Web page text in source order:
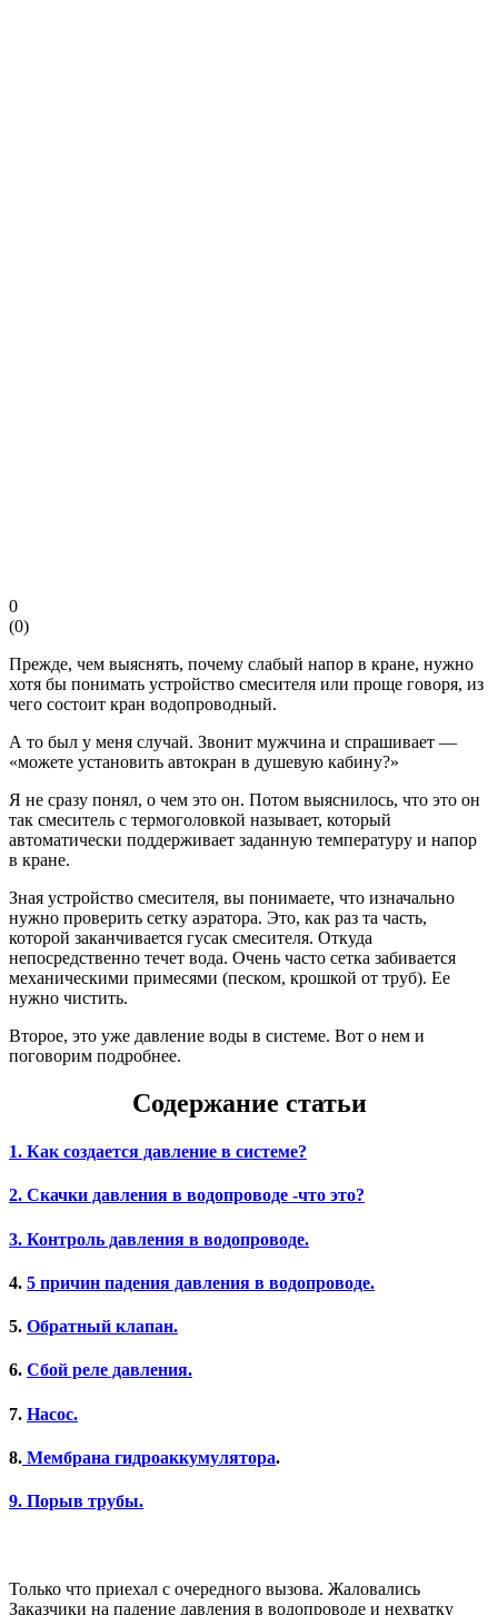
0
(0)
Прежде, чем выяснять, почему слабый напор в кране, нужно
хотя бы понимать устройство смесителя или проще говоря, из
чего состоит кран водопроводный.
А то был у меня случай. Звонит мужчина и спрашивает —
«можете установить автокран в душевую кабину?»
Я не сразу понял, о чем это он. Потом выяснилось, что это он
так смеситель с термоголовкой называет, который
автоматически поддерживает заданную температуру и напор
в кране.
Зная устройство смесителя, вы понимаете, что изначально
нужно проверить сетку аэратора. Это, как раз та часть,
которой заканчивается гусак смесителя. Откуда
непосредственно течет вода. Очень часто сетка забивается
механическими примесями (песком, крошкой от труб). Ее
нужно чистить.
Второе, это уже давление воды в системе. Вот о нем и
поговорим подробнее.
Содержание статьи
1. Как создается давление в системе?
2. Скачки давления в водопроводе -что это?
3. Контроль давления в водопроводе.
4. 5 причин падения давления в водопроводе.
5. Обратный клапан.
6. Сбой реле давления.
7. Насос.
8. Мембрана гидроаккумулятора.
9. Порыв трубы.
Только что приехал с очередного вызова. Жаловались
Заказчики на падение давления в водопроводе и нехватку